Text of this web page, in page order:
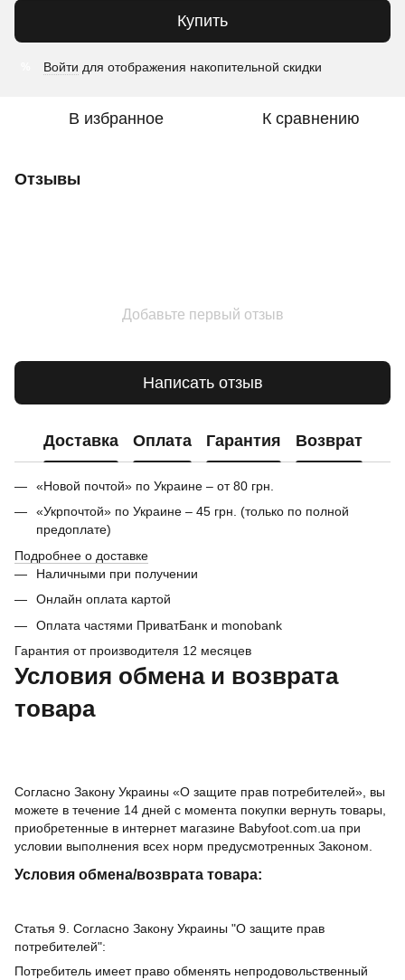
Купить
Войти для отображения накопительной скидки
В избранное К сравнению
Отзывы
Добавьте первый отзыв
Написать отзыв
Доставка Оплата Гарантия Возврат
«Новой почтой» по Украине – от 80 грн.
«Укрпочтой» по Украине – 45 грн. (только по полной
предоплате)
Подробнее о доставке
Наличными при получении
Онлайн оплата картой
Оплата частями ПриватБанк и monobank
Гарантия от производителя 12 месяцев
Условия обмена и возврата
товара
Согласно Закону Украины «О защите прав потребителей», вы
можете в течение 14 дней с момента покупки вернуть товары,
приобретенные в интернет магазине Babyfoot.com.ua при
условии выполнения всех норм предусмотренных Законом.
Условия обмена/возврата товара:
Статья 9. Согласно Закону Украины "О защите прав
потребителей":
Потребитель имеет право обменять непродовольственный